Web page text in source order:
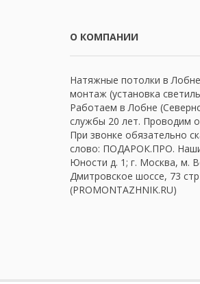
О КОМПАНИИ
Натяжные потолки в
монтаж (установка
Работаем в Лобне
службы 20 лет. Проводим
При звонке обязательно
слово: ПОДАРОК.ПРО. Наши
Юности д. 1; г. Москва, м.
Дмитровское шоссе, 73
(PROMONTAZHNIK.RU)